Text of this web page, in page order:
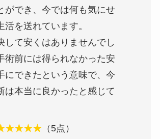
ができ、今では何も気にせ
活を送れています。
して安くはありませんでし
術前には得られなかった安
にできたという意味で、今
は本当に良かったと感じて
（5点）